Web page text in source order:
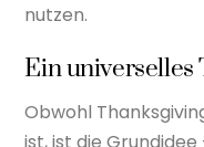
nutzen.
Ein universelles
Obwohl
ist, ist die